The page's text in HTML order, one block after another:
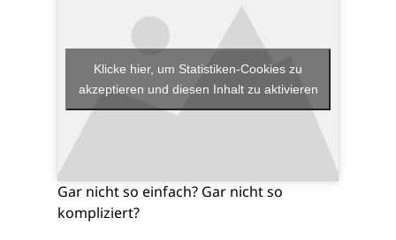
Klicke hier, um Statistiken-Cookies zu
akzeptieren und diesen Inhalt zu aktivieren
Gar nicht so einfach? Gar nicht so
kompliziert?